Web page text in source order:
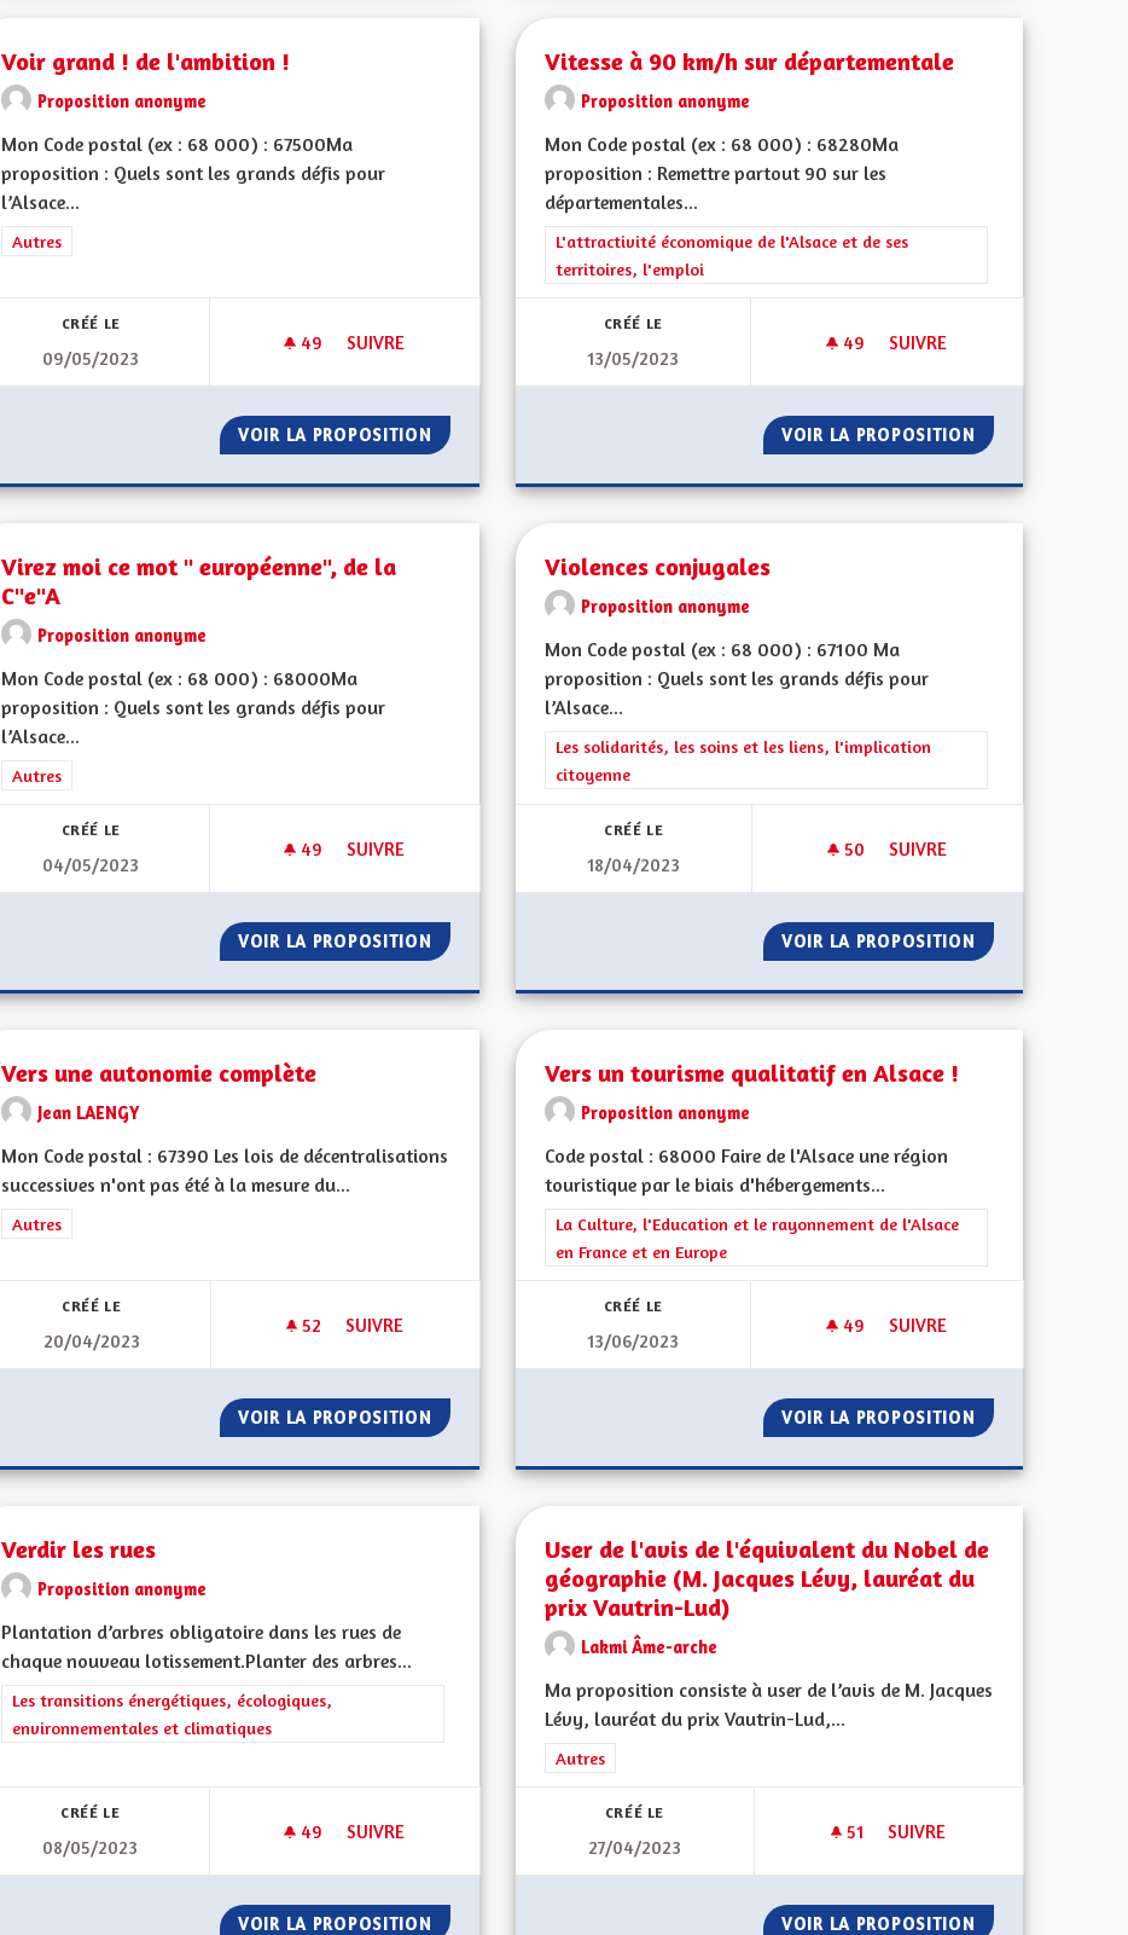
Voir grand ! de l'ambition !
Proposition anonyme
Mon Code postal (ex : 68 000) : 67500Ma
proposition : Quels sont les grands défis pour
l’Alsace...
Filtrer les résultats de la catégorie : Autres
Autres
CRÉÉ LE
09/05/2023
49 49 ABONNÉS
SUIVRE
VOIR GRAND ! DE L'AMBITION !
VOIR LA PROPOSITION VOIR GRAND ! DE L'AMBITION !
Vitesse à 90 km/h sur départementale
Proposition anonyme
Mon Code postal (ex : 68 000) : 68280Ma
proposition : Remettre partout 90 sur les
départementales...
Filtrer les résultats de la catégorie : L'attractivité économique de l'Alsace
L'attractivité économique de l'Alsace et de ses
territoires, l'emploi
CRÉÉ LE
13/05/2023
49 49 ABONNÉS
SUIVRE
VOIR LA PROPOSITION VITESSE À 90
Virez moi ce mot " européenne", de la
C"e"A
Proposition anonyme
Mon Code postal (ex : 68 000) : 68000Ma
proposition : Quels sont les grands défis pour
l’Alsace...
Filtrer les résultats de la catégorie : Autres
Autres
CRÉÉ LE
04/05/2023
49 49 ABONNÉS
SUIVRE
VIREZ MOI CE MOT " EUROPÉENNE", DE LA C"E"A
VOIR LA PROPOSITION VIREZ MOI CE MOT " EUROPÉENNE", DE LA C"E"A
Violences conjugales
Proposition anonyme
Mon Code postal (ex : 68 000) : 67100 Ma
proposition : Quels sont les grands défis pour
l’Alsace...
Filtrer les résultats de la catégorie : Les solidarités, les soins et les liens,
Les solidarités, les soins et les liens, l'implication
citoyenne
CRÉÉ LE
18/04/2023
50 50 ABONNÉS
SUIVRE
VOIR LA PROPOSITION VIOLENCES
Vers une autonomie complète
Jean LAENGY
Mon Code postal : 67390 Les lois de décentralisations
successives n'ont pas été à la mesure du...
Filtrer les résultats de la catégorie : Autres
Autres
CRÉÉ LE
20/04/2023
52 52 ABONNÉS
SUIVRE
VERS UNE AUTONOMIE COMPLÈTE
VOIR LA PROPOSITION VERS UNE AUTONOMIE COMPLÈTE
Vers un tourisme qualitatif en Alsace !
Proposition anonyme
Code postal : 68000 Faire de l'Alsace une région
touristique par le biais d'hébergements...
Filtrer les résultats de la catégorie : La Culture, l'Education et le
La Culture, l'Education et le rayonnement de l'Alsace
en France et en Europe
CRÉÉ LE
13/06/2023
49 49 ABONNÉS
SUIVRE
VOIR LA PROPOSITION VERS UN
Verdir les rues
Proposition anonyme
Plantation d’arbres obligatoire dans les rues de
chaque nouveau lotissement.Planter des arbres...
Filtrer les résultats de la catégorie : Les transitions énergétiques, écologiques, environnementales et climatiques
Les transitions énergétiques, écologiques,
environnementales et climatiques
CRÉÉ LE
08/05/2023
49 49 ABONNÉS
SUIVRE
VOIR LA PROPOSITION VERDIR LES RUES
User de l'avis de l'équivalent du Nobel de
géographie (M. Jacques Lévy, lauréat du
prix Vautrin-Lud)
Lakmi Âme-arche
Ma proposition consiste à user de l’avis de M. Jacques
Lévy, lauréat du prix Vautrin-Lud,...
Filtrer les résultats de la catégorie : Autres
Autres
CRÉÉ LE
27/04/2023
51 51 ABONNÉS
SUIVRE
VOIR LA PROPOSITION USER DE L'AVIS